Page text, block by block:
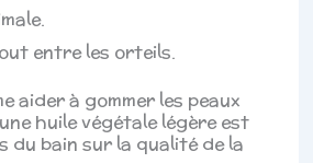
entre les orteils.
aider à gommer les peaux
huile végétale légère est
du bain sur la qualité de la